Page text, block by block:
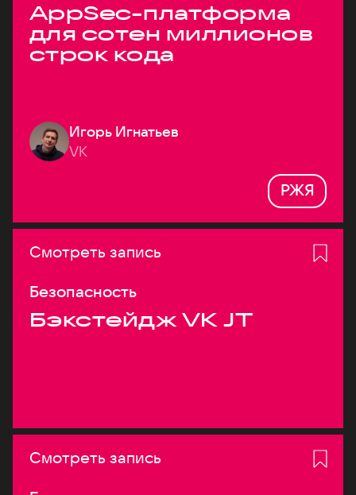
AppSec-платформа
для сотен миллионов
строк кода
Игорь Игнатьев
VK
РЖЯ
Смотреть запись
Безопасность
Бэкстейдж VK JT
Смотреть запись